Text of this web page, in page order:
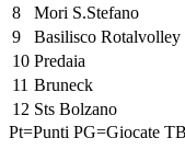
8
Mori S.Stefano
9
Basilisco Rotalvolley
10 Predaia
11 Bruneck
12 Sts Bolzano
Pt=Punti PG=Giocate